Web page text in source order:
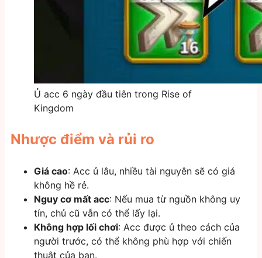
Ủ acc 6 ngày đầu tiên trong Rise of
Kingdom
Nhược điểm và rủi ro
Giá cao: Acc ủ lâu, nhiều tài nguyên sẽ có giá
không hề rẻ.
Nguy cơ mất acc: Nếu mua từ nguồn không uy
tín, chủ cũ vẫn có thể lấy lại.
Không hợp lối chơi: Acc được ủ theo cách của
người trước, có thể không phù hợp với chiến
thuật của bạn.